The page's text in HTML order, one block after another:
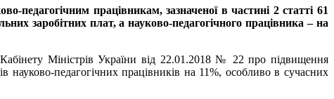
педагогічним працівникам, зазначеної в частині 2 статті 61
заробітних плат, а науково-педагогічного працівника – на
Міністрів України від 22.01.2018 № 22 про підвищення
науково-педагогічних працівників на 11%, особливо в сучасних